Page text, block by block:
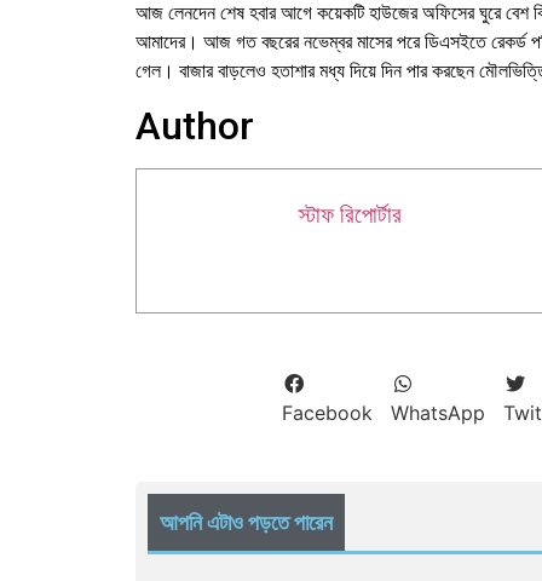
আজ লেনদেন শেষ হবার আগে কয়েকটি হাউজের অফিসের ঘুরে বেশ
আমাদের। আজ গত বছরের নভেম্বর মাসের পরে ডিএসইতে রেকর্ড
গেল। বাজার বাড়লেও হতাশার মধ্য দিয়ে দিন পার করছেন
Author
স্টাফ রিপোর্টার
Facebook WhatsApp
আপনি এটাও পড়তে পারেন